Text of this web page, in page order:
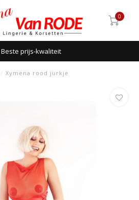
0
Beste prijs-kwaliteit
/ Xymena rood jurkje